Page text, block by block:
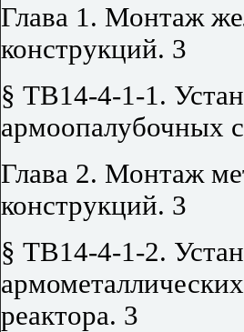
Глава 1. Монтаж
конструкций. 3
§ ТВ14-4-1-1.
армоопалубочных
Глава 2. Монтаж
конструкций. 3
§ ТВ14-4-1-2.
реактора. 3